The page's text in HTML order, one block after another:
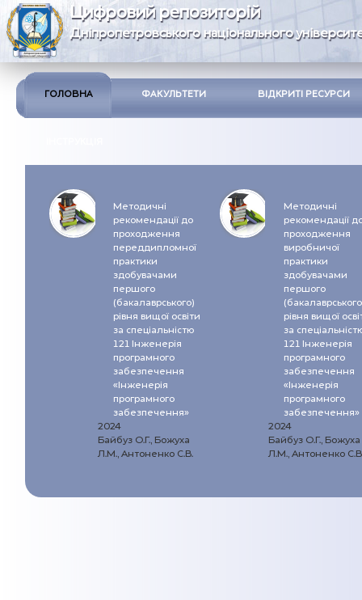
Цифровий репозиторій
Дніпропетровського національного
ГОЛОВНА ФАКУЛЬТЕТИ ВІДКРИТІ РЕСУРСИ
Методичні
рекомендації до
проходження
переддипломної
практики
здобувачами
першого
(бакалаврського)
рівня вищої освіти
за спеціальністю
121 Інженерія
програмного
забезпечення
«Інженерія
програмного
забезпечення»
2024
Байбуз О.Г., Божуха
Л.М., Антоненко С.В.
Методичні
рекомендації
проходження
виробничої
практики
здобувачами
першого
рівня вищої
за
121 Інженерія
програмного
забезпечення
«Інженерія
програмного
забезпечення»
2024
Байбуз О.Г., Божуха
Л.М., Антоненко